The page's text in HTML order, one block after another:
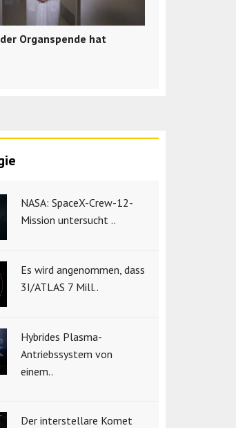
Organspende hat
NASA: SpaceX-Crew-12-
Mission untersucht ..
Es wird angenommen, dass
3I/ATLAS 7 Mill..
Hybrides Plasma-
Antriebssystem von
einem..
Der interstellare Komet